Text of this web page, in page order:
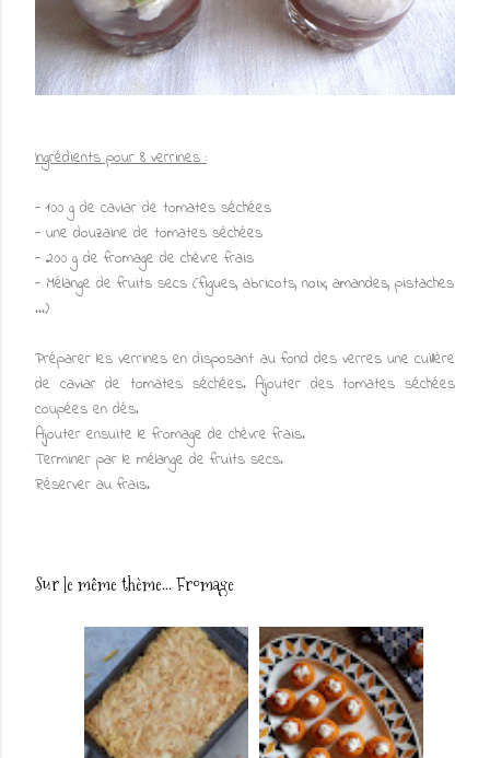
Ingrédients pour 8 verrines :
- 100 g de caviar de tomates séchées
- une douzaine de tomates séchées
- 200 g de fromage de chèvre frais
- Mélange de fruits secs (figues, abricots, noix, amandes, pistaches
...)
Préparer les verrines en disposant au fond des verres une cuillère
de caviar de tomates séchées. Ajouter des tomates séchées
coupées en dés.
Ajouter ensuite le fromage de chèvre frais.
Terminer par le mélange de fruits secs.
Réserver au frais.
Sur le même thème...Fromage